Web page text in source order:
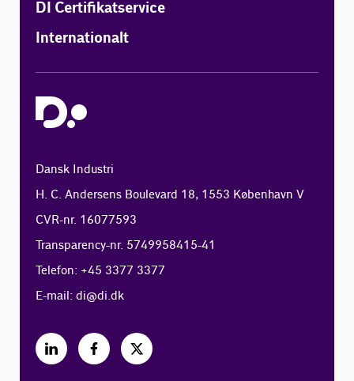
DI Certifikatservice
Internationalt
Dansk Industri
H. C. Andersens Boulevard 18, 1553 København V
CVR-nr. 16077593
Transparency-nr. 5749958415-41
Telefon: +45 3377 3377
E-mail:di@di.dk